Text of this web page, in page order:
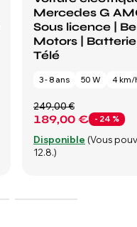
Mercedes G
Sous licence |
Motors |
Télé
3 - 8 ans 50 W 4 km/
189,00 € - 24 %
249,00 €
Disponible (Vous
12.8.)